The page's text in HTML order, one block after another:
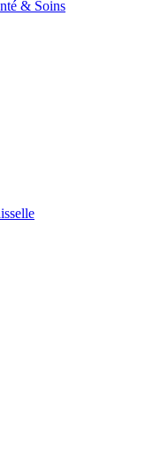
& Soins